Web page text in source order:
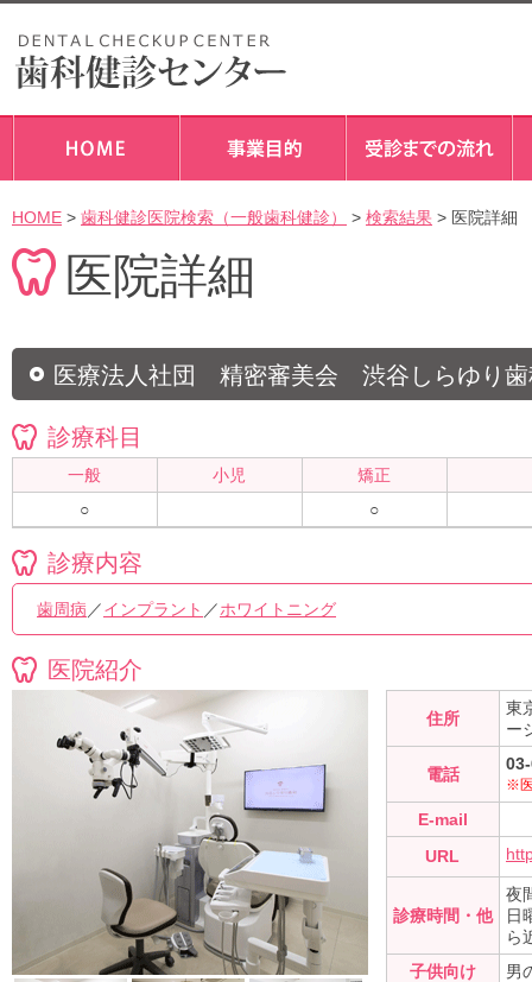
HOME > 歯科健診医院検索（一般歯科健診） > 検索結果 > 医院詳細
医院詳細
医療法人社団 精密審美会 渋谷しらゆり歯
診療科目
一般 小児
矯正
○
○
診療内容
歯周病 ／インプラント ／ホワイトニング
医院紹介
住所
東
ー
電話
※
E-mail
URL
診療時間・他
夜
日
ら
子供向け
男